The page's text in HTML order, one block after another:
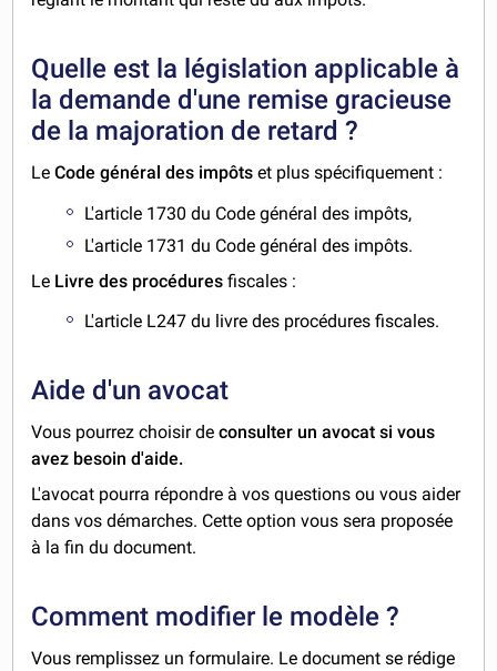
Quelle est la législation applicable à
la demande d'une remise gracieuse
de la majoration de retard ?
LeCode général des impôts et plus spécifiquement :
L'article 1730 du Code général des impôts,
L'article 1731 du Code général des impôts.
Le Livre des procédures fiscales :
L'article L247 du livre des procédures fiscales.
Aide d'un avocat
Vous pourrez choisir deconsulter un avocat si vous
avez besoin d'aide.
L'avocat pourra répondre à vos questions ou vous aider
dans vos démarches. Cette option vous sera proposée
à la fin du document.
Comment modifier le modèle ?
Vous remplissez un formulaire. Le document se rédige